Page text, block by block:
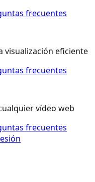
frecuentes
visualización eficiente
frecuentes
vídeo web
frecuentes